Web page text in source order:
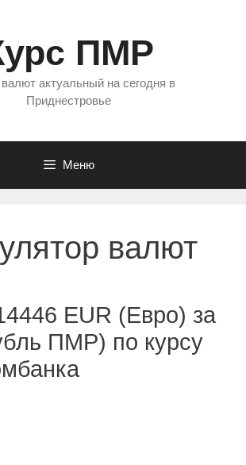
ПМР
актуальный на сегодня в
Приднестровье
Меню
валют
EUR (Евро) за
ПМР) по курсу